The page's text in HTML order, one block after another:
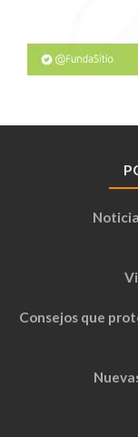
Consejos que